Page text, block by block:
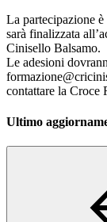
La partecipazione
sarà finalizzata
Cinisello Balsamo.
Le adesioni
contattare la Croce
Ultimo